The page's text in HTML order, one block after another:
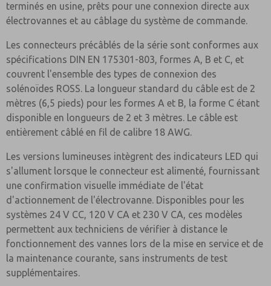
terminés en usine, prêts pour une connexion directe aux
électrovannes et au câblage du système de commande.
Les connecteurs précâblés de la série sont conformes aux
spécifications DIN EN 175301-803, formes A, B et C, et
couvrent l'ensemble des types de connexion des
solénoïdes ROSS. La longueur standard du câble est de 2
mètres (6,5 pieds) pour les formes A et B, la forme C étant
disponible en longueurs de 2 et 3 mètres. Le câble est
entièrement câblé en fil de calibre 18 AWG.
Les versions lumineuses intègrent des indicateurs LED qui
s'allument lorsque le connecteur est alimenté, fournissant
une confirmation visuelle immédiate de l'état
d'actionnement de l'électrovanne. Disponibles pour les
systèmes 24 V CC, 120 V CA et 230 V CA, ces modèles
permettent aux techniciens de vérifier à distance le
fonctionnement des vannes lors de la mise en service et de
la maintenance courante, sans instruments de test
supplémentaires.